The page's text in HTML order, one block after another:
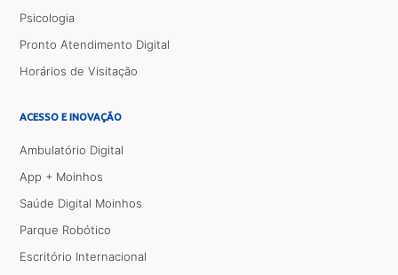
Psicologia
Pronto Atendimento Digital
Horários de Visitação
ACESSO E INOVAÇÃO
Ambulatório Digital
App + Moinhos
Saúde Digital Moinhos
Parque Robótico
Escritório Internacional